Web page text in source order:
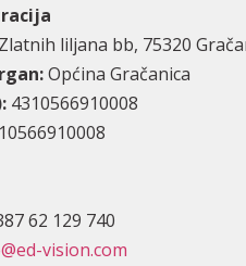
liljana bb, 75320
Općina Gračanica
4310566910008
62 129 740
vision.com